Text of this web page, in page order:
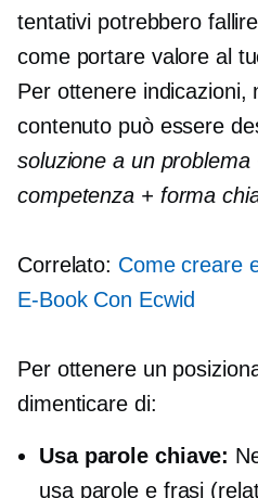
tentativi potrebbero
come portare valore al
Per ottenere indicazioni,
contenuto può essere
soluzione a un
competenza + forma
Correlato: Come creare
E-BookCon Ecwid
Per ottenere un
dimenticare di:
Usa parole chiave:
usa parole e frasi